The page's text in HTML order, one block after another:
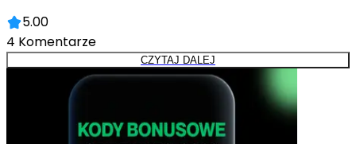
5.00
4 Komentarze
CZYTAJ DALEJ